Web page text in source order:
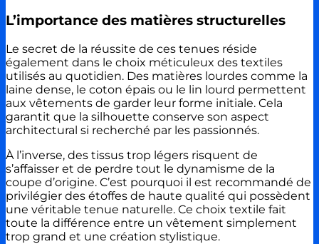
L’importance des matières structurelles
Le secret de la réussite de ces tenues réside
également dans le choix méticuleux des textiles
utilisés au quotidien. Des matières lourdes comme la
laine dense, le coton épais ou le lin lourd permettent
aux vêtements de garder leur forme initiale. Cela
garantit que la silhouette conserve son aspect
architectural si recherché par les passionnés.
À l’inverse, des tissus trop légers risquent de
s’affaisser et de perdre tout le dynamisme de la
coupe d’origine. C’est pourquoi il est recommandé de
privilégier des étoffes de haute qualité qui possèdent
une véritable tenue naturelle. Ce choix textile fait
toute la différence entre un vêtement simplement
trop grand et une création stylistique.